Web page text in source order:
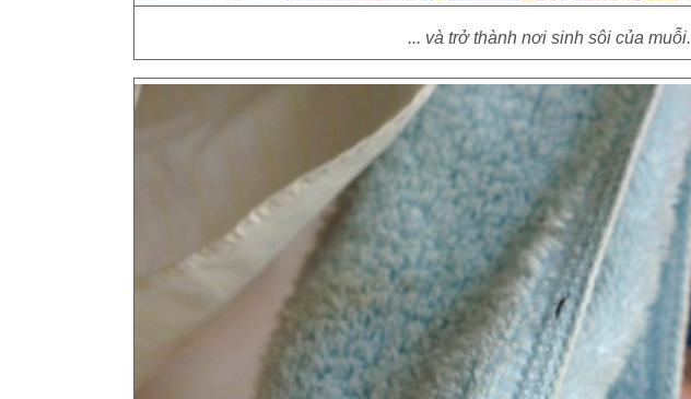
... và trở thành nơi sinh sôi của muỗi.